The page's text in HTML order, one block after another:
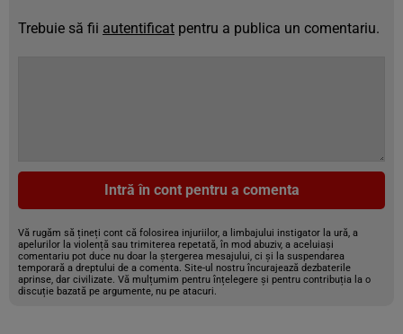
Trebuie să fii autentificat pentru a publica un comentariu.
Intră în cont pentru a comenta
Vă rugăm să țineți cont că folosirea injuriilor, a limbajului instigator la ură, a
apelurilor la violență sau trimiterea repetată, în mod abuziv, a aceluiași
comentariu pot duce nu doar la ștergerea mesajului, ci și la suspendarea
temporară a dreptului de a comenta. Site-ul nostru încurajează dezbaterile
aprinse, dar civilizate. Vă mulțumim pentru înțelegere și pentru contribuția la o
discuție bazată pe argumente, nu pe atacuri.